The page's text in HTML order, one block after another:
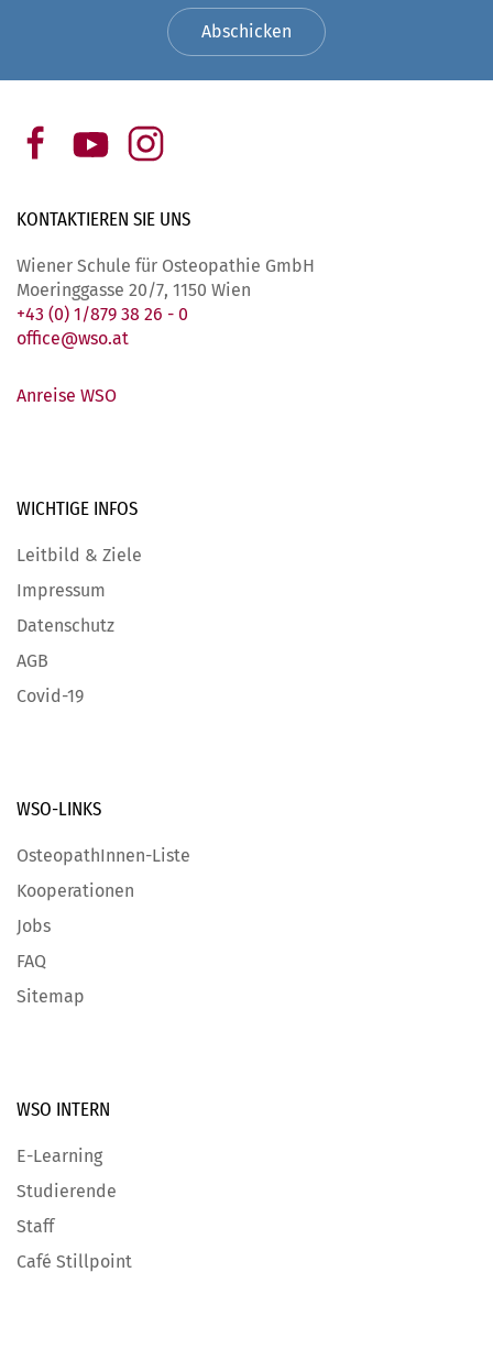
Abschicken
KONTAKTIEREN SIE UNS
Wiener Schule für Osteopathie GmbH
Moeringgasse 20/7, 1150 Wien
+43 (0) 1/879 38 26 - 0
office@wso.at
Anreise WSO
WICHTIGE INFOS
Leitbild & Ziele
Impressum
Datenschutz
AGB
Covid-19
WSO-LINKS
OsteopathInnen-Liste
Kooperationen
Jobs
FAQ
Sitemap
WSO INTERN
E-Learning
Studierende
Staff
Café Stillpoint